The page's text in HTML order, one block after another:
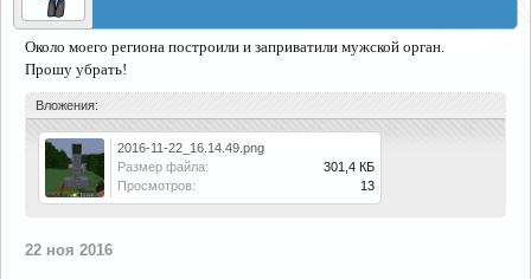
Около моего региона построили и заприватили мужской орган.
Прошу убрать!
Вложения:
2016-11-22_16.14.49.png
Размер файла:
301,4 КБ
Просмотров:
13
22 ноя 2016